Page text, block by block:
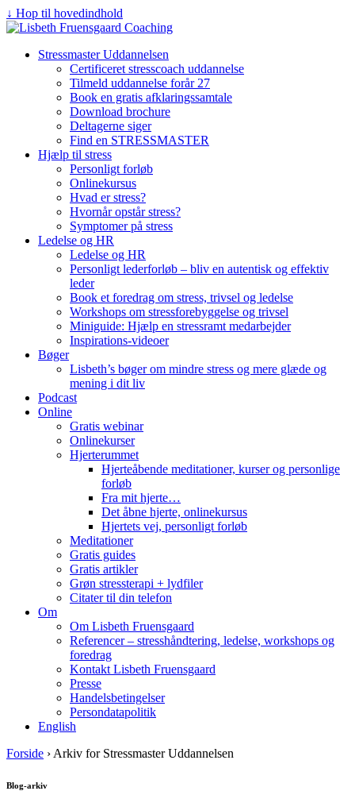
↓ Hop til hovedindhold
Stressmaster Uddannelsen
Certificeret stresscoach uddannelse
Tilmeld uddannelse forår 27
Book en gratis afklaringssamtale
Download brochure
Deltagerne siger
Find en STRESSMASTER
Hjælp til stress
Personligt forløb
Onlinekursus
Hvad er stress?
Hvornår opstår stress?
Symptomer på stress
Ledelse og HR
Ledelse og HR
Personligt lederforløb – bliv en autentisk og effektiv
leder
Book et foredrag om stress, trivsel og ledelse
Workshops om stressforebyggelse og trivsel
Miniguide: Hjælp en stressramt medarbejder
Inspirations-videoer
Bøger
Lisbeth’s bøger om mindre stress og mere glæde og
mening i dit liv
Podcast
Online
Gratis webinar
Onlinekurser
Hjerterummet
Hjerteåbende meditationer, kurser og personlige
forløb
Fra mit hjerte…
Det åbne hjerte, onlinekursus
Hjertets vej, personligt forløb
Meditationer
Gratis guides
Gratis artikler
Grøn stressterapi + lydfiler
Citater til din telefon
Om
Om Lisbeth Fruensgaard
Referencer – stresshåndtering, ledelse, workshops og
foredrag
Kontakt Lisbeth Fruensgaard
Presse
Handelsbetingelser
Persondatapolitik
English
Forside › Arkiv for Stressmaster Uddannelsen
Blog-arkiv